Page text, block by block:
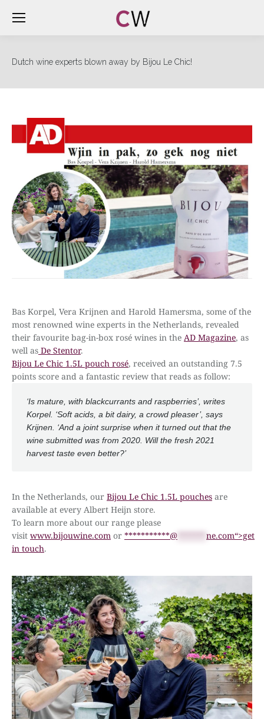
Dutch wine experts blown away by Bijou Le Chic!
Bas Korpel, Vera Krijnen and Harold Hamersma, some of the
most renowned wine experts in the Netherlands, revealed
their favourite bag-in-box rosé wines in the AD Magazine, as
well as De Stentor.
Bijou Le Chic 1.5L pouch rosé, received an outstanding 7.5
points score and a fantastic review that reads as follow:
‘Is mature, with blackcurrants and raspberries’, writes
Korpel. ‘Soft acids, a bit dairy, a crowd pleaser’, says
Krijnen. ‘And a joint surprise when it turned out that the
wine submitted was from 2020. Will the fresh 2021
harvest taste even better?’
In the Netherlands, our Bijou Le Chic 1.5L pouches are
available at every Albert Heijn store.
To learn more about our range please
visit www.bijouwine.com or ***********@
ne.com“>get
in touch.